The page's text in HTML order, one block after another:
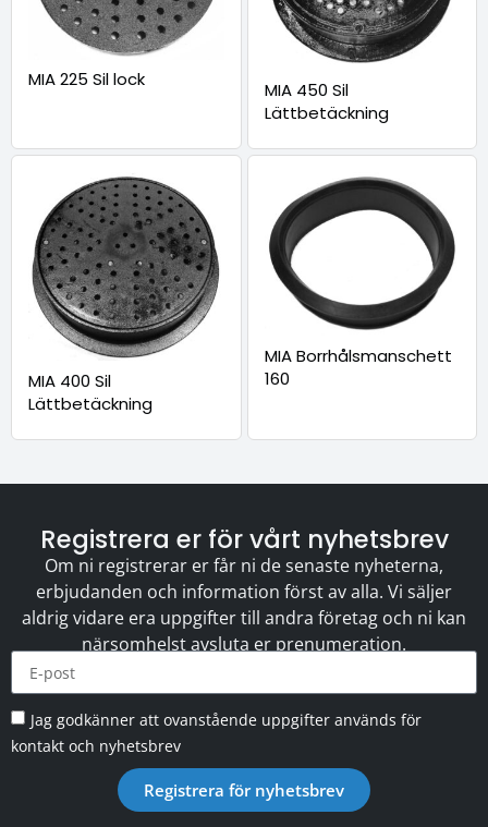
MIA 225 Sil lock
MIA 450 Sil
Lättbetäckning
MIA 400 Sil
Lättbetäckning
MIA Borrhålsmanschett
160
Registrera er för vårt nyhetsbrev
Om ni registrerar er får ni de senaste nyheterna,
erbjudanden och information först av alla. Vi säljer
aldrig vidare era uppgifter till andra företag och ni kan
närsomhelst avsluta er prenumeration.
Jag godkänner att ovanstående uppgifter används för
kontakt och nyhetsbrev
Registrera för nyhetsbrev